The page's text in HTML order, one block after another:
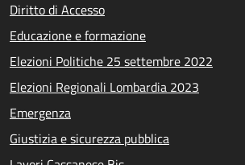
Diritto di Accesso
Educazione e formazione
Elezioni Politiche 25 settembre 2022
Elezioni Regionali Lombardia 2023
Emergenza
Giustizia e sicurezza pubblica